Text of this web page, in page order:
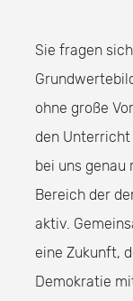
Sie fragen
ohne große
den Unterricht
bei uns genau
Bereich der
aktiv.
eine Zukunft,
Demokratie